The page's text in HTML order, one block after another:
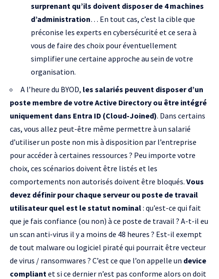
surprenant qu’ils doivent disposer de 4 machines
d’administration… En tout cas, c’est la cible que
préconise les experts en cybersécurité et ce sera à
vous de faire des choix pour éventuellement
simplifier une certaine approche au sein de votre
organisation.
A l’heure du BYOD, les salariés peuvent disposer d’un
poste membre de votre Active Directory ou être intégré
uniquement dans Entra ID (Cloud-Joined). Dans certains
cas, vous allez peut-être même permettre à un salarié
d’utiliser un poste non mis à disposition par l’entreprise
pour accéder à certaines ressources ? Peu importe votre
choix, ces scénarios doivent être listés et les
comportements non autorisés doivent être bloqués. Vous
devez définir pour chaque serveur ou poste de travail
utilisateur quel est le statut nominal: qu’est-ce qui fait
que je fais confiance (ou non) à ce poste de travail ? A-t-il eu
un scan anti-virus il y a moins de 48 heures ? Est-il exempt
de tout malware ou logiciel piraté qui pourrait être vecteur
de virus / ransomwares ? C’est ce que l’on appelle un device
compliant et si ce dernier n’est pas conforme alors on doit